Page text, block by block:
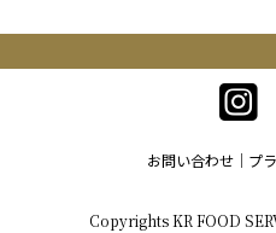
お問い合わせ プ
Copyrights KR FOOD